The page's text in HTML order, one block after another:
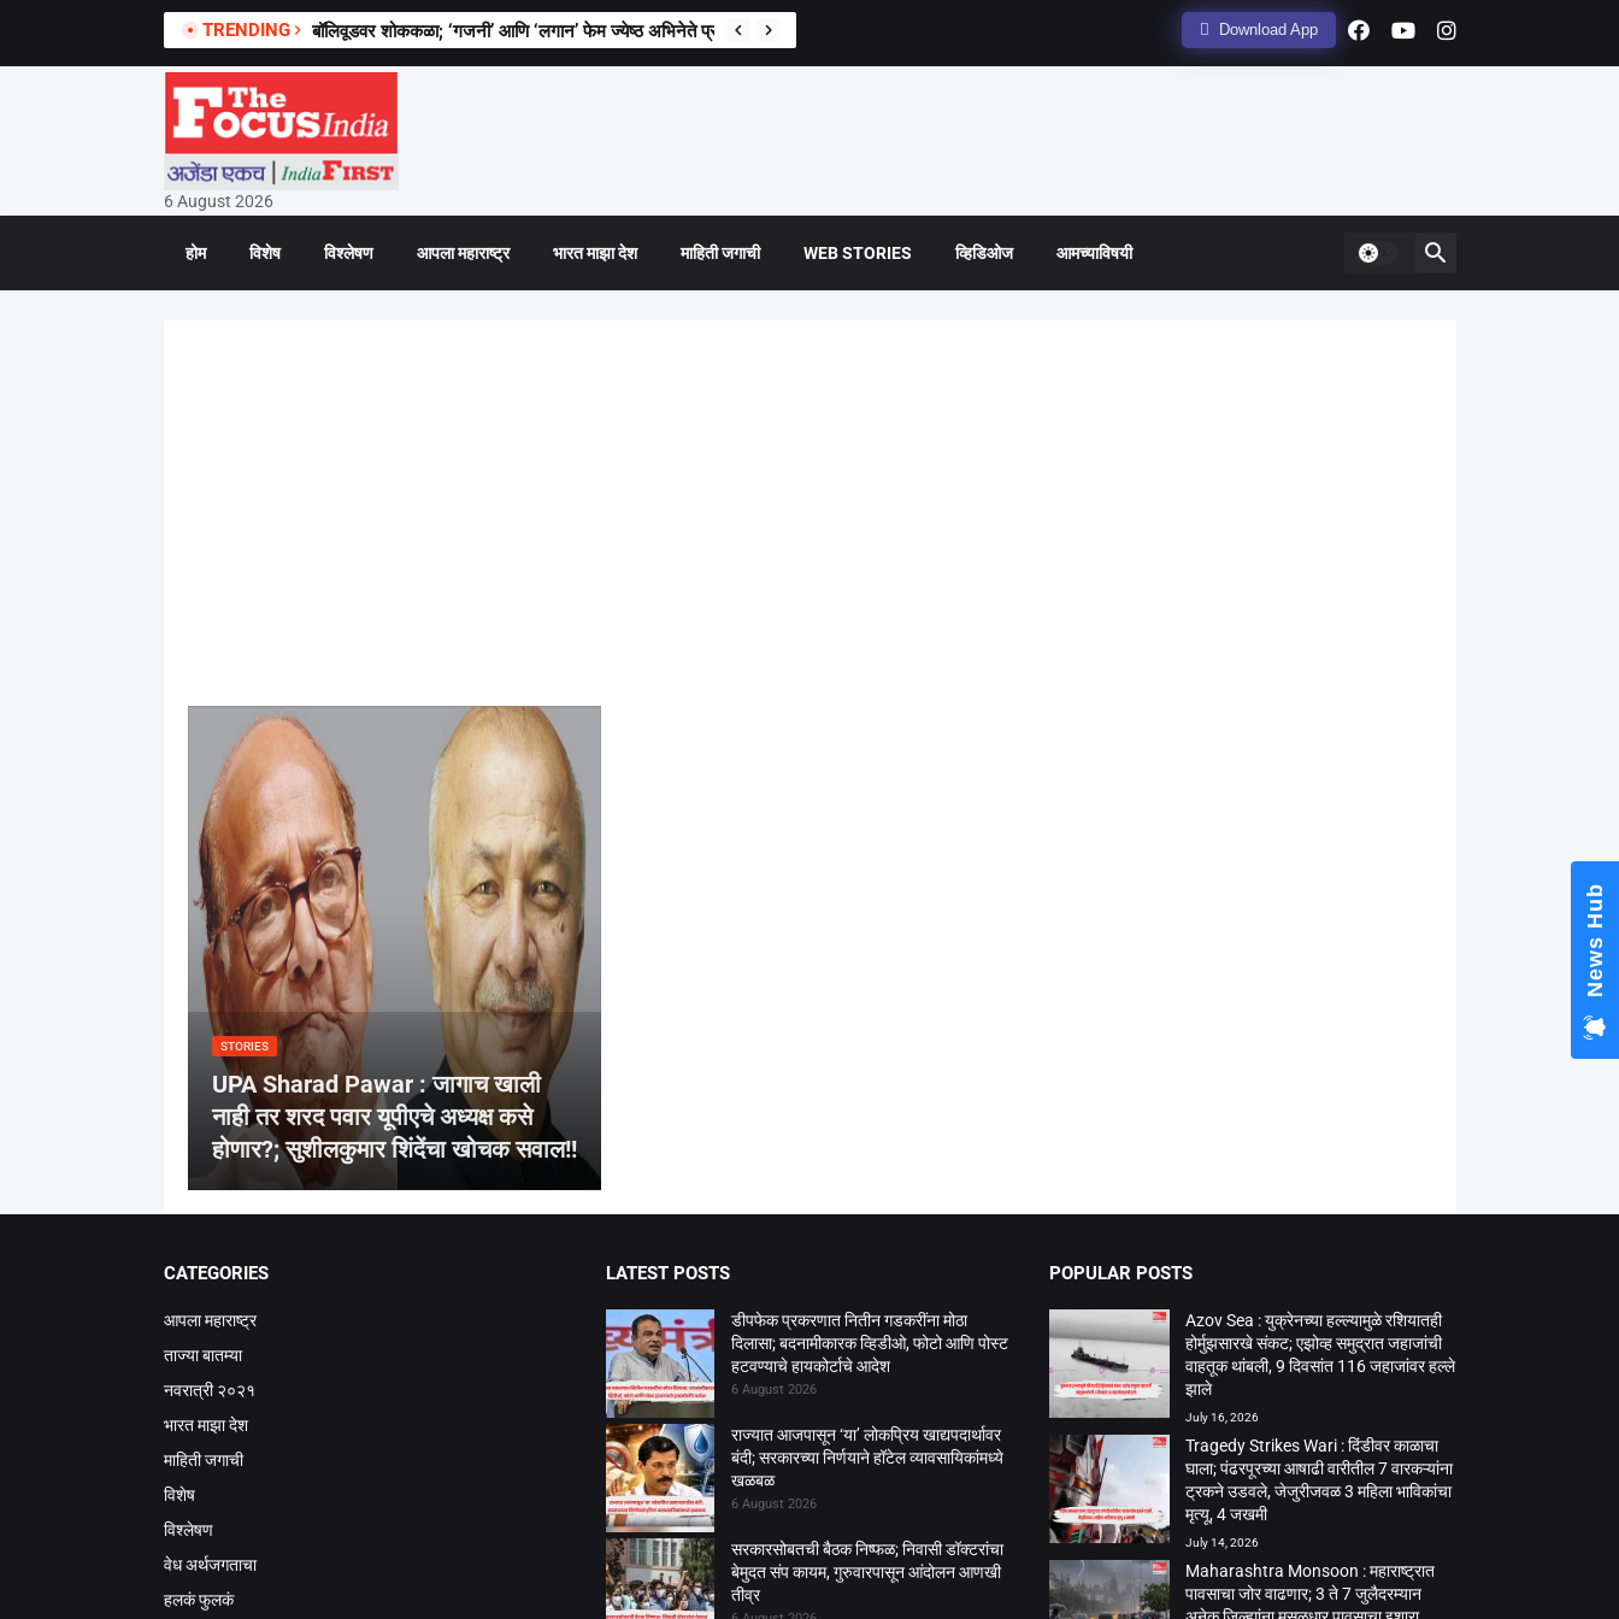
TRENDING बॉलिवूडवर शोककळा; ‘गजनी’ आणि ‘लगान’ फेम ज्येष्ठ अभिनेते प्रदीप रावत यांचे निधन Download App
6 August 2026
होम विशेष विश्लेषण आपला महाराष्ट्र भारत माझा देश माहिती जगाची WEB STORIES व्हिडिओज आमच्याविषयी
STORIES
UPA Sharad Pawar : जागाच खाली
नाही तर शरद पवार यूपीएचे अध्यक्ष कसे
होणार?; सुशीलकुमार शिंदेंचा खोचक सवाल!!
CATEGORIES
आपला महाराष्ट्र
ताज्या बातम्या
नवरात्री २०२१
भारत माझा देश
माहिती जगाची
विशेष
विश्लेषण
वेध अर्थजगताचा
हलकं फुलकं
LATEST POSTS
डीपफेक प्रकरणात नितीन गडकरींना मोठा
दिलासा; बदनामीकारक व्हिडीओ, फोटो आणि पोस्ट
हटवण्याचे हायकोर्टाचे आदेश
6 August 2026
राज्यात आजपासून ‘या’ लोकप्रिय खाद्यपदार्थावर
बंदी; सरकारच्या निर्णयाने हॉटेल व्यावसायिकांमध्ये
खळबळ
6 August 2026
सरकारसोबतची बैठक निष्फळ; निवासी डॉक्टरांचा
बेमुदत संप कायम, गुरुवारपासून आंदोलन आणखी
तीव्र
POPULAR POSTS
Azov Sea : युक्रेनच्या हल्ल्यामुळे रशियातही
होर्मुझसारखे संकट; एझोव्ह समुद्रात जहाजांची
वाहतूक थांबली, 9 दिवसांत 116 जहाजांवर हल्ले
झाले
July 16, 2026
Tragedy Strikes Wari : दिंडीवर काळाचा
घाला; पंढरपूरच्या आषाढी वारीतील 7 वारकऱ्यांना
ट्रकने उडवले, जेजुरीजवळ 3 महिला भाविकांचा
मृत्यू, 4 जखमी
July 14, 2026
Maharashtra Monsoon : महाराष्ट्रात
पावसाचा जोर वाढणार; 3 ते 7 जुलैदरम्यान
News Hub